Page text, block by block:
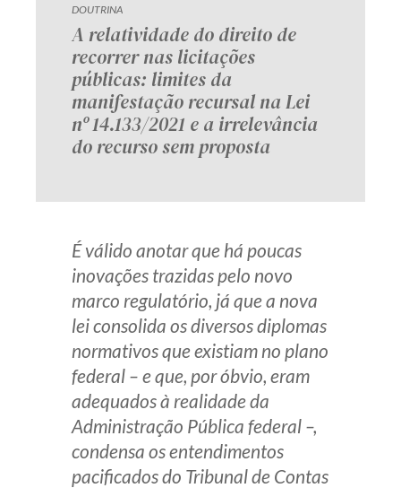
DOUTRINA
A relatividade do direito de
recorrer nas licitações
públicas: limites da
manifestação recursal na Lei
nº 14.133/2021 e a irrelevância
do recurso sem proposta
É válido anotar que há poucas
inovações trazidas pelo novo
marco regulatório, já que a nova
lei consolida os diversos diplomas
normativos que existiam no plano
federal – e que, por óbvio, eram
adequados à realidade da
Administração Pública federal –,
condensa os entendimentos
pacificados do Tribunal de Contas